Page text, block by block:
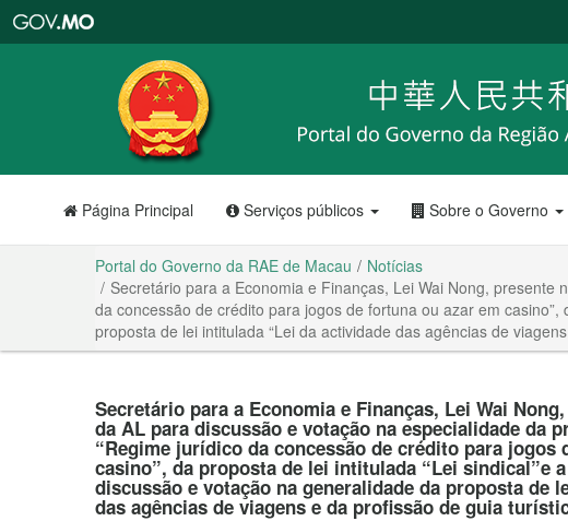
RAE
de
Macau
Página Principal Serviços públicos Sobre o Governo
Portal do Governo da RAE de Macau
Notícias
Secretário para a Economia e Finanças, Lei Wai Nong,
da concessão de crédito para jogos de fortuna ou azar em
proposta de lei intitulada “Lei da actividade das agências de
Secretário para a Economia e Finanças, Lei Wai
da AL para discussão e votação na especialidade da
“Regime jurídico da concessão de crédito para jogos
casino”, da proposta de lei intitulada “Lei sindical”e
discussão e votação na generalidade da proposta de
das agências de viagens e da profissão de guia